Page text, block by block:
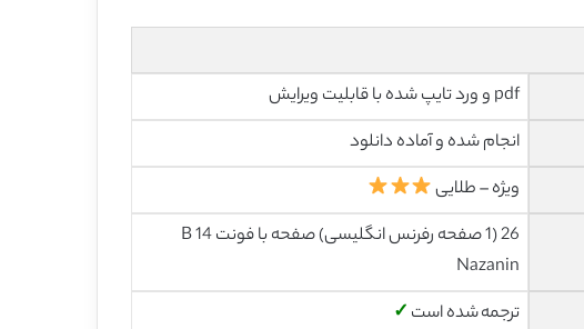
pdf و ورد تایپ شده با قابلیت ویرایش
انجام شده و آماده دانلود
ویژه – طلایی
26 (1 صفحه رفرنس انگلیسی) صفحه با فونت 14 B
Nazanin
ترجمه شده است ✓